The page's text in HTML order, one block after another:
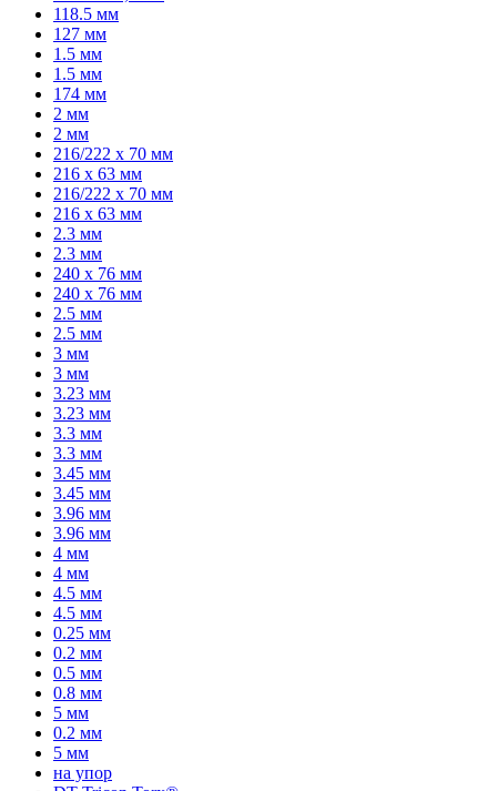
118.5 мм
127 мм
1.5 мм
1.5 мм
174 мм
2 мм
2 мм
216/222 x 70 мм
216 x 63 мм
216/222 x 70 мм
216 x 63 мм
2.3 мм
2.3 мм
240 x 76 мм
240 x 76 мм
2.5 мм
2.5 мм
3 мм
3 мм
3.23 мм
3.23 мм
3.3 мм
3.3 мм
3.45 мм
3.45 мм
3.96 мм
3.96 мм
4 мм
4 мм
4.5 мм
4.5 мм
0.25 мм
0.2 мм
0.5 мм
0.8 мм
5 мм
0.2 мм
5 мм
на упор